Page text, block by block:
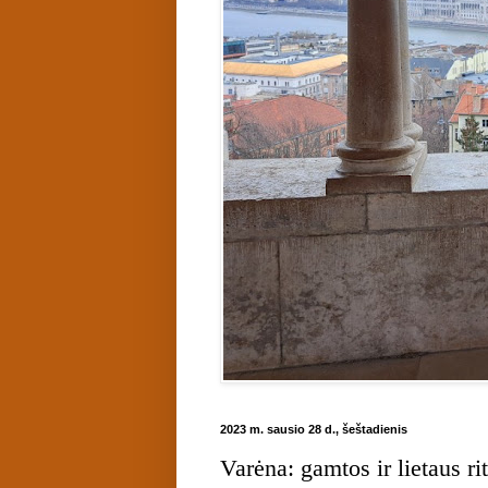
2023 m. sausio 28 d., šeštadienis
Varėna: gamtos ir lietaus